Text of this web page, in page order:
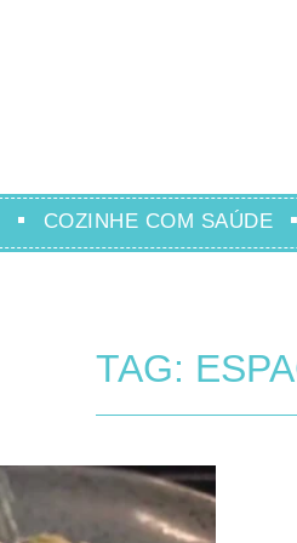
COZINHE COM SAÚDE
TAG: